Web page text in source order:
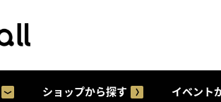
ショップから探す イベント